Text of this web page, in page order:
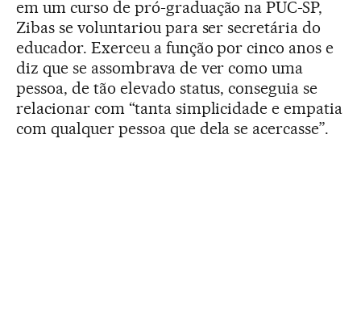
em um curso de pró-graduação na PUC-SP,
Zibas se voluntariou para ser secretária do
educador. Exerceu a função por cinco anos e
diz que se assombrava de ver como uma
pessoa, de tão elevado status, conseguia se
relacionar com “tanta simplicidade e empatia
com qualquer pessoa que dela se acercasse”.